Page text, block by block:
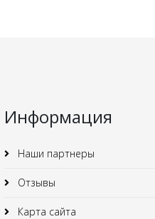
Информация
Наши партнеры
Отзывы
Карта сайта